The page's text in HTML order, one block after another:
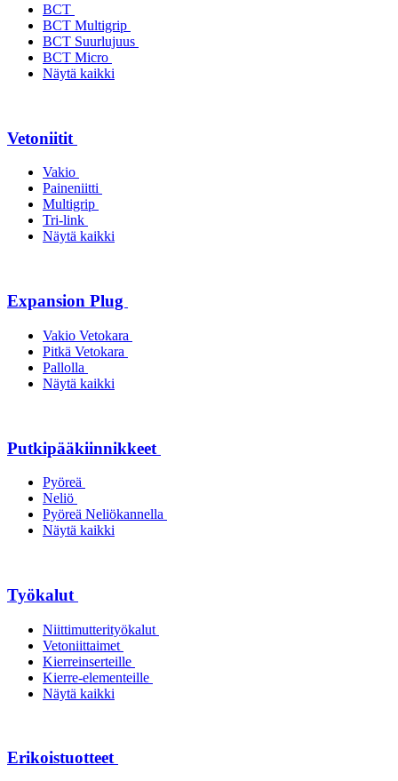
BCT
BCT Multigrip
BCT Suurlujuus
BCT Micro
Näytä kaikki
Vetoniitit
Vakio
Paineniitti
Multigrip
Tri-link
Näytä kaikki
Expansion Plug
Vakio Vetokara
Pitkä Vetokara
Pallolla
Näytä kaikki
Putkipääkiinnikkeet
Pyöreä
Neliö
Pyöreä Neliökannella
Näytä kaikki
Työkalut
Niittimutterityökalut
Vetoniittaimet
Kierreinserteille
Kierre-elementeille
Näytä kaikki
Erikoistuotteet